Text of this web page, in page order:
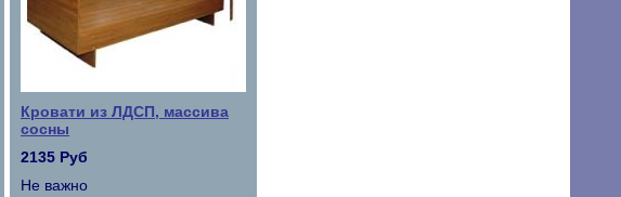
Кровати из ЛДСП, массива
сосны
2135 Руб
Не важно